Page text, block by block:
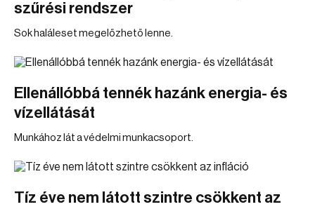
szűrési rendszer
Sok haláleset megelőzhető lenne.
Ellenállóbbá tennék hazánk energia- és
vízellátását
Munkához lát a védelmi munkacsoport.
Tíz éve nem látott szintre csökkent az